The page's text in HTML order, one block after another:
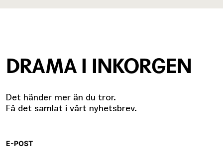
DRAMA I INKORGEN
Det händer mer än du tror.
Få det samlat i vårt nyhetsbrev.
E-POST